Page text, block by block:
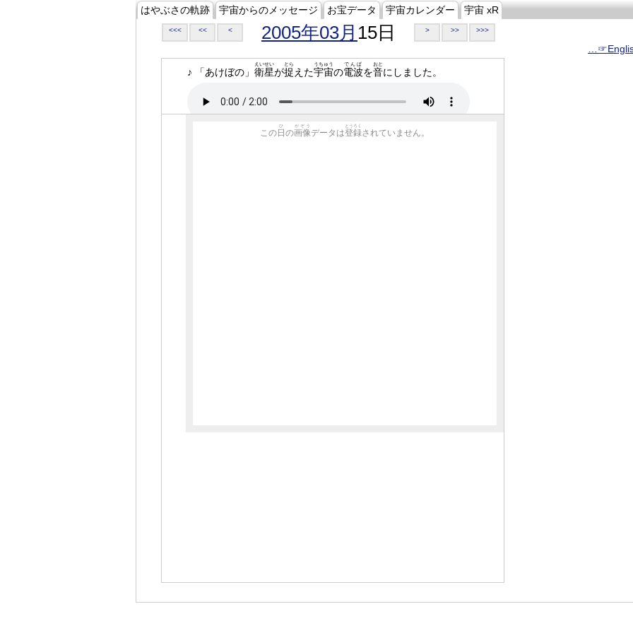
はやぶさの軌跡 宇宙からのメッセージ お宝データ 宇宙カレンダー 宇宙 xR
<<< << < 2005年03月 15日 > >> >>>
♪ 「あけぼの」 衛星
えいせい
が捉
とら
えた宇宙
うちゅう
の電波
でんぱ
を音
おと
にしました。
この 日
ひ
の画像
がぞう
データは登録
とうろく
されていません。